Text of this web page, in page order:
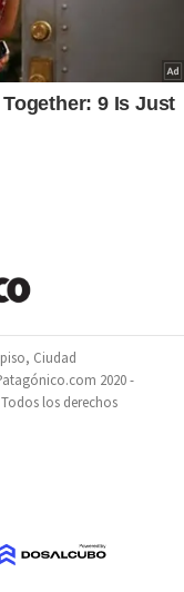
Ciudad
2020 -
los derechos